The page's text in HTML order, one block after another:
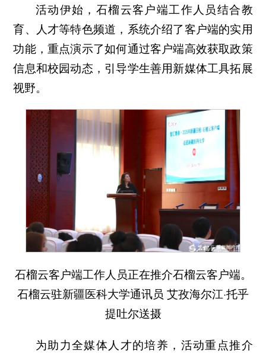
活动伊始，石榴云客户端工作人员结合教
育、人才等特色频道，系统介绍了客户端的实用
功能，重点演示了如何通过客户端高效获取政策
信息和校园动态，引导学生善用新媒体工具拓展
视野。
石榴云客户端工作人员正在推介石榴云客户端。
石榴云驻新疆医科大学通讯员 艾孜海尔江·托乎
提吐尔送摄
为助力全媒体人才的培养，活动重点推介